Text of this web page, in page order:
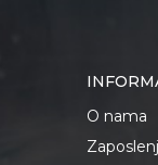
O nama